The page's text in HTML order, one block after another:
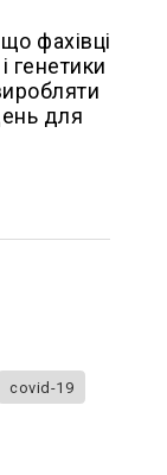
фахівці
генетики
для
covid-19